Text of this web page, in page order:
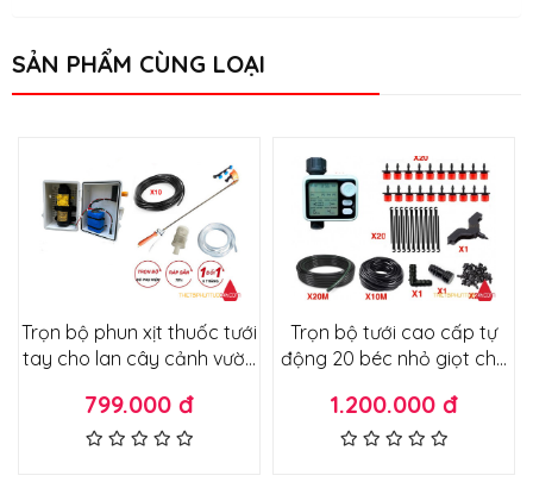
SẢN PHẨM CÙNG LOẠI
Trọn bộ phun xịt thuốc tưới
tay cho lan cây cảnh vườn
không dùng điện 220v ráp
tủ điện siêu gọn nhẹ
799.000 đ
Trọn bộ tưới cao cấp tự
động 20 béc nhỏ giọt cho
cây cảnh không cần máy
bơm lắp trực tiếp đường
1.200.000 đ